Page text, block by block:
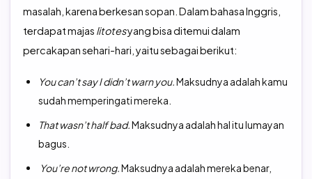
masalah, karena berkesan sopan. Dalam bahasa Inggris,
terdapat majas litotesyang bisa ditemui dalam
percakapan sehari-hari, yaitu sebagai berikut:
You can’t say I didn’t warn you. Maksudnya adalah kamu
sudah memperingati mereka.
That wasn’t half bad. Maksudnya adalah hal itu lumayan
bagus.
You’re not wrong. Maksudnya adalah mereka benar,